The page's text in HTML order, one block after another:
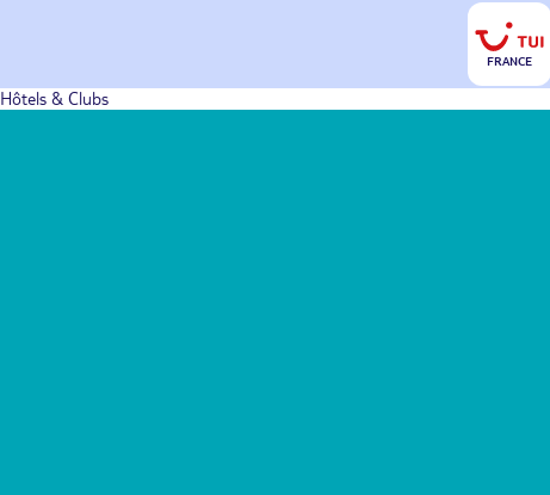
FRANCE
Hôtels & Clubs